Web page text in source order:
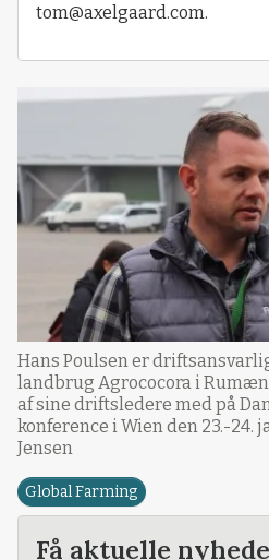
tom@axelgaard.com.
Hans Poulsen er
landbrug Agrococora i
af sine driftsledere med på
konference i Wien den 23.-24.
Jensen
Global Farming
Få aktuelle